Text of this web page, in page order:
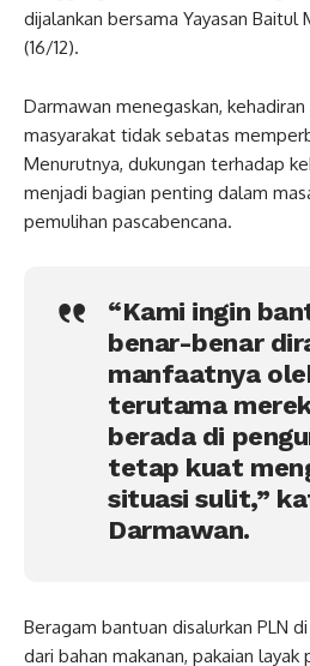
dijalankan bersama Yayasan Baitul
(16/12).
Darmawan menegaskan,
masyarakat tidak sebatas
Menurutnya, dukungan terhadap
menjadi bagian penting dalam
pemulihan pascabencana.
“Kami ingin
benar-benar
manfaatnya
terutama
berada di
tetap kuat
situasi sulit,”
Darmawan.
Beragam bantuan disalurkan PLN
dari bahan makanan, pakaian layak